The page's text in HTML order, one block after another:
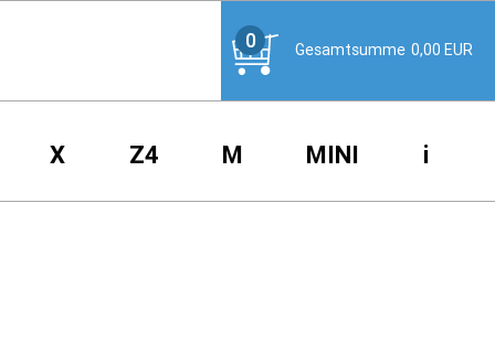
0 Gesamtsumme 0,00 EUR
X Z4 M MINI i